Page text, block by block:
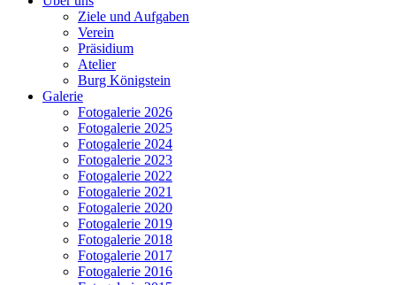
Ziele und Aufgaben
Verein
Präsidium
Atelier
Burg Königstein
Galerie
Fotogalerie 2026
Fotogalerie 2025
Fotogalerie 2024
Fotogalerie 2023
Fotogalerie 2022
Fotogalerie 2021
Fotogalerie 2020
Fotogalerie 2019
Fotogalerie 2018
Fotogalerie 2017
Fotogalerie 2016